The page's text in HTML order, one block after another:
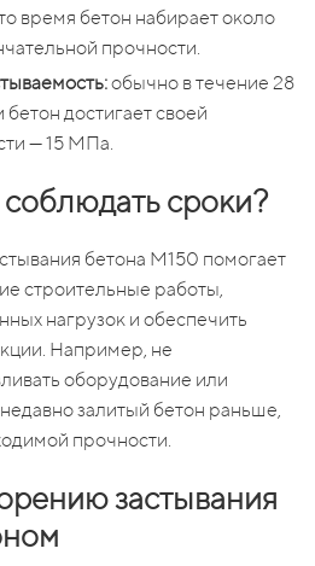
время бетон набирает около
прочности.
обычно в течение 28
достигает своей
— 15 МПа.
сроки?
бетона М150 помогает
строительные работы,
нагрузок и обеспечить
Например, не
оборудование или
залитый бетон раньше,
прочности.
застывания